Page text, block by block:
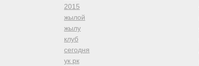
2015
жылой
жылу
клуб
сегодня
ук рк